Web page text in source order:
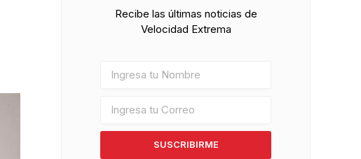
Recibe las últimas noticias de
Velocidad Extrema
SUSCRIBIRME